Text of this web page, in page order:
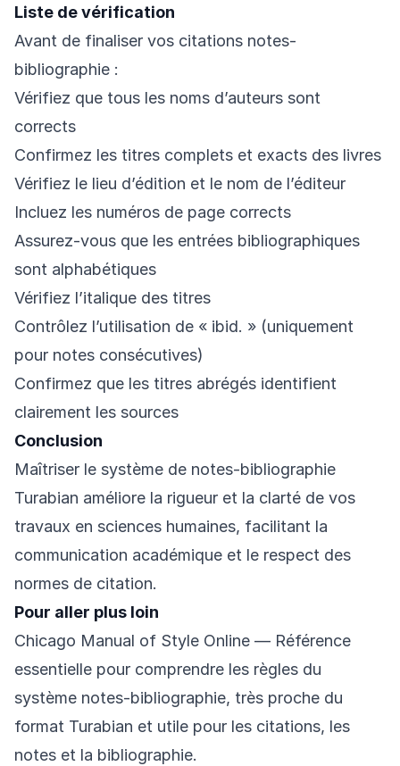
Liste de vérification
Avant de finaliser vos citations notes-
bibliographie :
Vérifiez que tous les noms d’auteurs sont
corrects
Confirmez les titres complets et exacts des livres
Vérifiez le lieu d’édition et le nom de l’éditeur
Incluez les numéros de page corrects
Assurez-vous que les entrées bibliographiques
sont alphabétiques
Vérifiez l’italique des titres
Contrôlez l’utilisation de « ibid. » (uniquement
pour notes consécutives)
Confirmez que les titres abrégés identifient
clairement les sources
Conclusion
Maîtriser le système de notes-bibliographie
Turabian améliore la rigueur et la clarté de vos
travaux en sciences humaines, facilitant la
communication académique et le respect des
normes de citation.
Pour aller plus loin
Chicago Manual of Style Online — Référence
essentielle pour comprendre les règles du
système notes-bibliographie, très proche du
format Turabian et utile pour les citations, les
notes et la bibliographie.